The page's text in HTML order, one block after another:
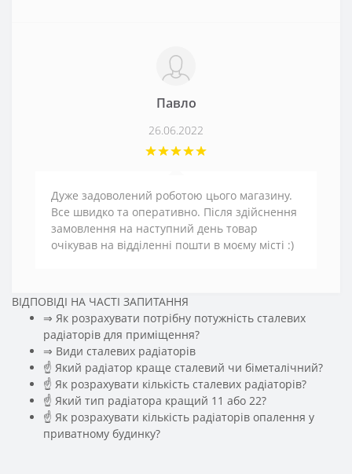
Павло
26.06.2022
Дуже задоволений роботою цього магазину.
Все швидко та оперативно. Після здійснення
замовлення на наступний день товар
очікував на відділенні пошти в моєму місті :)
ВІДПОВІДІ НА ЧАСТІ ЗАПИТАННЯ
⇒ Як розрахувати потрібну потужність сталевих
радіаторів для приміщення?
️⇒ Види сталевих радіаторів
☝ Який радіатор краще сталевий чи біметалічний?
☝ Як розрахувати кількість сталевих радіаторів?
☝ Який тип радіатора кращий 11 або 22?
☝ Як розрахувати кількість радіаторів опалення у
приватному будинку?